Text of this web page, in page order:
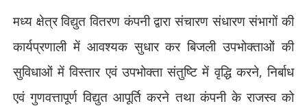
मध्य क्षेत्र विद्युत वितरण कंपनी द्वारा संचारण संधारण संभागों की
कार्यप्रणाली में आवश्यक सुधार कर बिजली उपभोक्ताओं की
सुविधाओं में विस्तार एवं उपभोक्ता संतुष्टि में वृद्धि करने,निर्बाध
एवं गुणवत्तापूर्ण विद्युत आपूर्ति करने तथा कंपनी के राजस्व को